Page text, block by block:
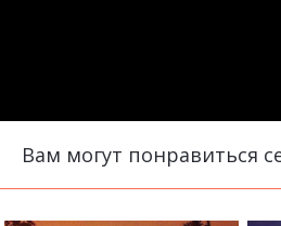
Вам могут понравиться